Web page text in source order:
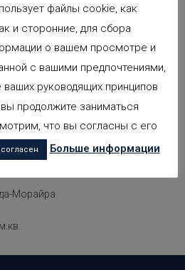
- Moraira
одной семьи с бассейном,
урбанизации.Состоит из двух
этажа. Здание
и кухни в одном общем
3 санузлов с ванными,
и помещения для спортзала
Морайра
файлы cookie, как
и сторонние, для сбора
о вашем просмотре и
с вашими предпочтениями,
руководящих принципов
продолжите заниматься
что вы согласны с его
Больше информации